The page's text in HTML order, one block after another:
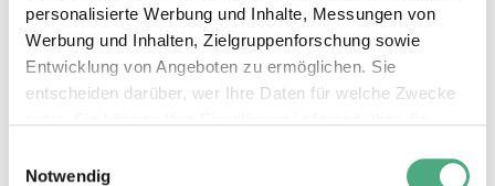
personalisierte Werbung und Inhalte, Messungen von
Werbung und Inhalten, Zielgruppenforschung sowie
Entwicklung von Angeboten zu ermöglichen. Sie
entscheiden darüber, wer Ihre Daten für welche Zwecke
Trigger Symbol ändern oder widerrufen
Notwendig
ÖFFENTLICHE FÜHRUNG
Der Erzschrägaufzug der Völklinger Hütte mit
Copyright: Weltkulturerbe Völklinger Hütte | Karl
©
Das Weltkulturerbe Völklinger Hütte